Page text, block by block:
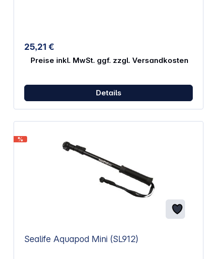
Wireless GO/GO II/Me/Pro Enthält 1x RØDE Wireless
GO Zubehörschuh und 1x 3,5mm Audiokabel
(Stecker auf Stecker) Kompatibel mit Insta360 X5
25,21 €
Preise inkl. MwSt. ggf. zzgl. Versandkosten
Details
%
Sealife Aquapod Mini (SL912)